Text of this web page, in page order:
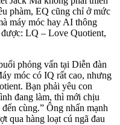
phàm, EQ cũng chỉ ở mức
máy móc hay AI thông
LQ – Love Quotient,
phỏng vấn tại Diễn đàn
móc có IQ rất cao, nhưng
Bạn phải yêu con
đang làm, thì mới chịu
cùng.” Ông nhấn mạnh
qua hàng loạt cú ngã đau